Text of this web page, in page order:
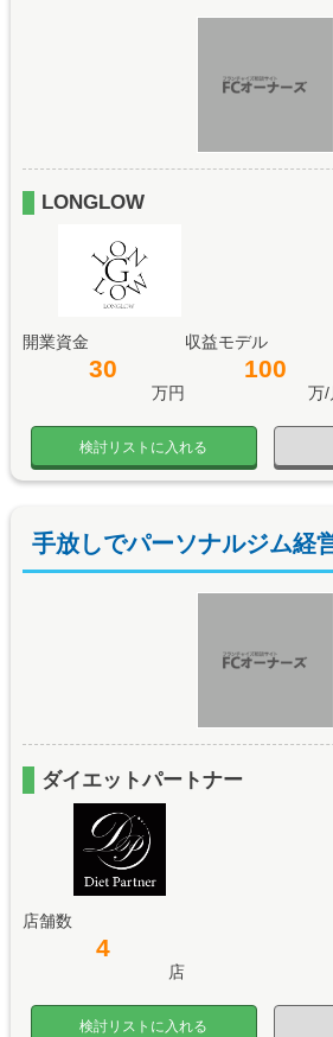
LONGLOW
開業資金
30
万円
収益モデル
100
万/
検討リストに入れる
手放しでパーソナルジム経
ダイエットパートナー
店舗数
4
店
検討リストに入れる